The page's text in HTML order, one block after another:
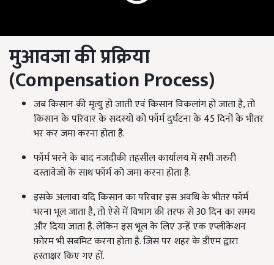
मुआवजा की प्रक्रिया
(Compensation Process)
जब किसान की मृत्यु हो जाती एवं किसान विकलांग हो जाता है, तो
किसान के परिवार के सदस्यों को फॉर्म दुर्घटना के 45 दिनों के भीतर
भर कर जमा करना होता है.
फॉर्म भरने के बाद नजदीकी तहसील कार्यालय में सभी जरुरी
दस्तावेजों के साथ फॉर्म को जमा करना होता है.
इसके अलावा यदि किसान का परिवार इस अवधि के भीतर फॉर्म
भरना भूल जाता है, तो ऐसे में विभाग की तरफ से 30 दिन का समय
और दिया जाता है. लेकिन इस भूल के लिए उन्हें एक एप्लीकेशन
फ़ोरम भी सबमिट करना होता है. जिस पर शहर के डीएम द्वारा
हस्ताक्षर किए गए हों.